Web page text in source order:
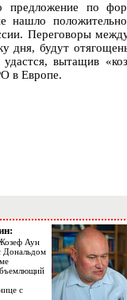
предложение по
Переговоры
дня, будут
вытащив
в Европе.
Аун
Дональдом
с